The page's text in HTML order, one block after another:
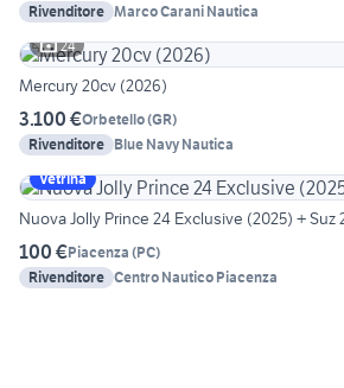
Rivenditore Marco Carani Nautica
24
Mercury 20cv (2026)
3.100 €Orbetello(GR)
Rivenditore Blue Navy Nautica
Vetrina
Nuova Jolly Prince 24 Exclusive (2025) + Suz
100 €Piacenza (PC)
Rivenditore Centro Nautico Piacenza